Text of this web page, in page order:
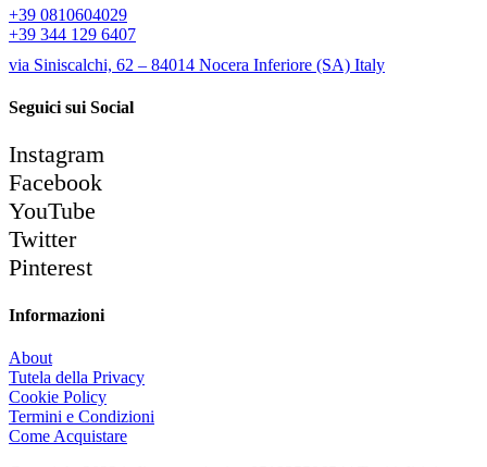
+39 0810604029
+39 344 129 6407
via Siniscalchi, 62 – 84014 Nocera Inferiore (SA) Italy
Seguici sui Social
Instagram
Facebook
YouTube
Twitter
Pinterest
Informazioni
About
Tutela della Privacy
Cookie Policy
Termini e Condizioni
Come Acquistare